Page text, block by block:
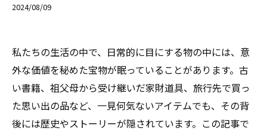
2024/08/09
私たちの生活の中で、日常的に目にする物の中には、意
外な価値を秘めた宝物が眠っていることがあります。古
い書籍、祖父母から受け継いだ家財道具、旅行先で買っ
た思い出の品など、一見何気ないアイテムでも、その背
後には歴史やストーリーが隠されています。この記事で